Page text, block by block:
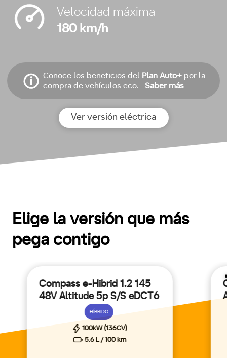
Velocidad máxima
180 km/h
Conoce los beneficios del Plan Auto+ por la
compra de vehículos eco.
Saber más
Ver versión eléctrica
Elige la versión que más
pega contigo
Compass e-Hibrid 1.2 145
48V Altitude 5p S/S eDCT6
HÍBRIDO
100kW (136CV)
5.6 L / 100 km